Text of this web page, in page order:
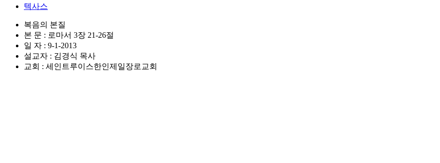
텍사스
복음의 본질
본 문 : 로마서 3장 21-26절
일 자 : 9-1-2013
설교자 : 김경식 목사
교회 : 세인트루이스한인제일장로교회